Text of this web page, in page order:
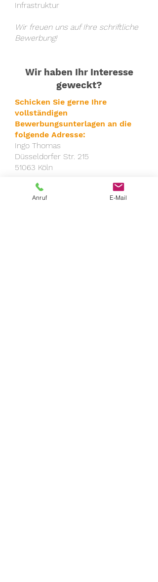
Infrastruktur
Wir freuen uns auf Ihre schriftliche
Bewerbung!
Wir haben Ihr Interesse
geweckt?
Schicken Sie gerne Ihre
vollständigen
Bewerbungsunterlagen an die
folgende Adresse:
Ingo Thomas
Düsseldorfer Str. 215
51063 Köln
oder per Mail an:
info@thomas-dental-gmbh.de
Anruf E-Mail